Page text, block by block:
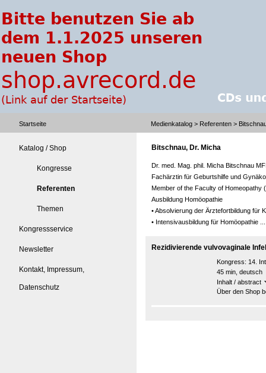
Startseite Medienkatalog > Referenten >
Katalog / Shop
Kongresse
Referenten
Themen
Kongressservice
Newsletter
Kontakt, Impressum,
Datenschutz
Bitschnau, Dr. Micha
Dr. med. Mag. phil. Micha Bitschnau
Fachärztin für Geburtshilfe und
Member of the Faculty of Homeopathy
Ausbildung Homöopathie
• Absolvierung der Ärztefortbildung für
• Intensivausbildung für Homöopathie
Rezidivierende vulvovaginale
Kongress: 14.
45 min, deutsch
Inhalt / abstract
Über den Shop